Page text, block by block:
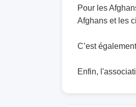
Pour les
Afghans et les
C’est
Enfin,